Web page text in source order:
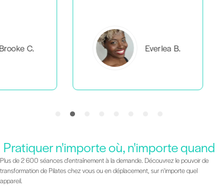
Everlea B.
Pratiquer n'importe où, n'importe quand
Plus de 2 600 séances d'entraînement à la demande. Découvrez le pouvoir de
transformation de Pilates chez vous ou en déplacement, sur n'importe quel
appareil.